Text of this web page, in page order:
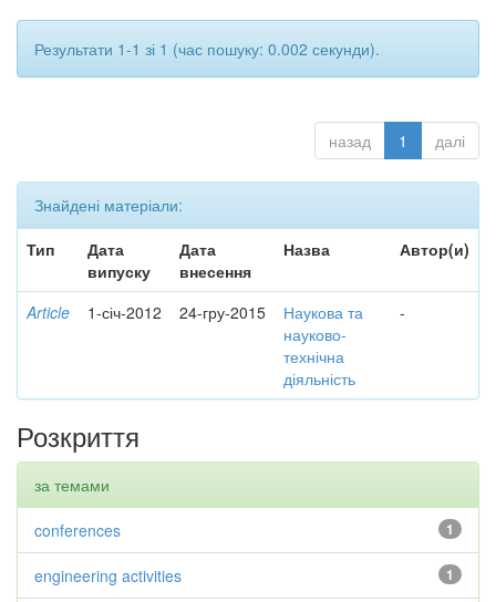
Результати 1-1 зі 1 (час пошуку: 0.002 секунди).
назад 1 далі
Знайдені матеріали:
Тип
Дата
випуску
Дата
внесення
Назва Автор(и)
Article 1-січ-2012 24-гру-2015
Наукова та
науково-
технічна
діяльність
-
Розкриття
за темами
1
conferences
1
engineering activities